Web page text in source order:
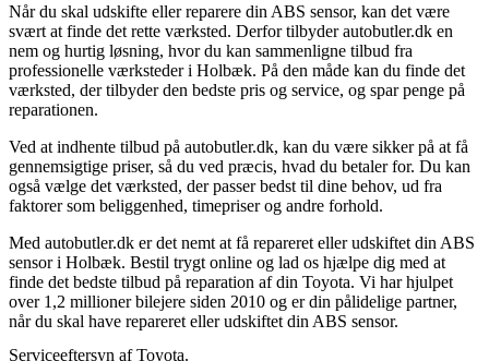
Når du skal udskifte eller reparere din ABS sensor, kan det være
svært at finde det rette værksted. Derfor tilbyder autobutler.dk en
nem og hurtig løsning, hvor du kan sammenligne tilbud fra
professionelle værksteder i Holbæk. På den måde kan du finde det
værksted, der tilbyder den bedste pris og service, og spar penge på
reparationen.
Ved at indhente tilbud på autobutler.dk, kan du være sikker på at få
gennemsigtige priser, så du ved præcis, hvad du betaler for. Du kan
også vælge det værksted, der passer bedst til dine behov, ud fra
faktorer som beliggenhed, timepriser og andre forhold.
Med autobutler.dk er det nemt at få repareret eller udskiftet din ABS
sensor i Holbæk. Bestil trygt online og lad os hjælpe dig med at
finde det bedste tilbud på reparation af din Toyota. Vi har hjulpet
over 1,2 millioner bilejere siden 2010 og er din pålidelige partner,
når du skal have repareret eller udskiftet din ABS sensor.
Serviceeftersyn af Toyota.